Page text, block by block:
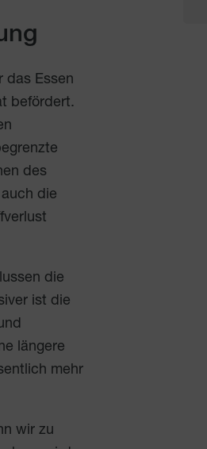
das Essen
befördert.
des
die
die
ist die
längere
mehr
wir zu